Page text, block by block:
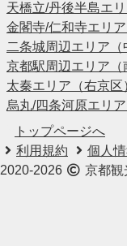
天橋立/丹後半島エ
金閣寺/仁和寺エリア
二条城周辺エリア（
京都駅周辺エリア（
太秦エリア（右京区
烏丸/四条河原エリ
トップページへ
利用規約
個人
2020-2026
京都観